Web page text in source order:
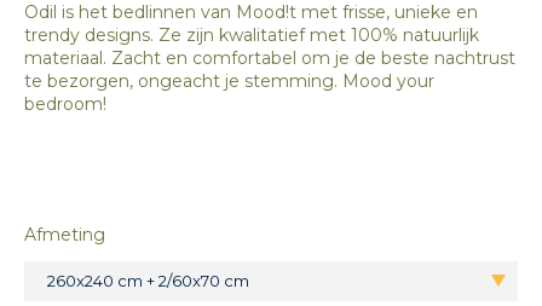
Odil is het bedlinnen van Mood!t met frisse, unieke en
trendy designs. Ze zijn kwalitatief met 100% natuurlijk
materiaal. Zacht en comfortabel om je de beste nachtrust
te bezorgen, ongeacht je stemming. Mood your
bedroom!
Afmeting
260x240 cm + 2/60x70 cm